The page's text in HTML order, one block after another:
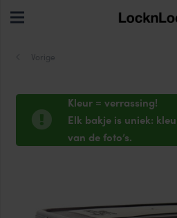
Vorige
Kleur = verrassing!
Elk bakje is uniek:
van de foto’s.